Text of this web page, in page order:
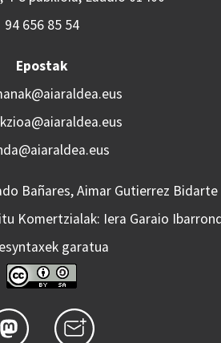
94 656 85 54
Epostak
Bañares, Aimar Gutierrez
Komertzialak: Iera Garaio
garatua